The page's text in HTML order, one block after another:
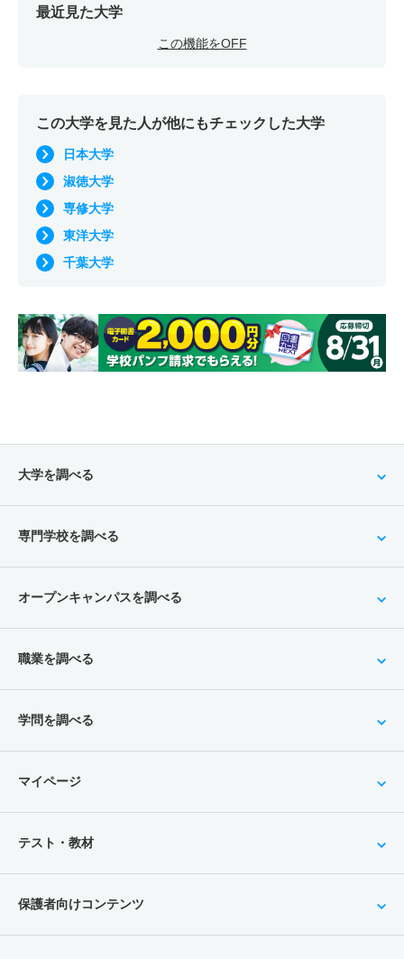
最近見た大学
この機能をOFF
この大学を見た人が他にもチェックした大学
日本大学
淑徳大学
専修大学
東洋大学
千葉大学
大学を調べる
専門学校を調べる
オープンキャンパスを調べる
職業を調べる
学問を調べる
マイページ
テスト・教材
保護者向けコンテンツ